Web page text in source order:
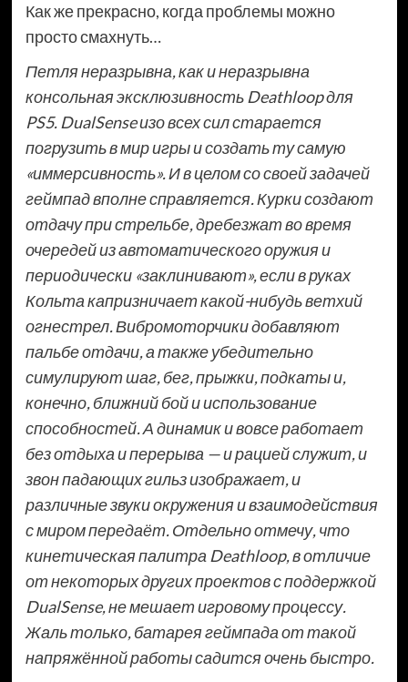
Как же прекрасно, когда проблемы можно
просто смахнуть…
Петля неразрывна, как и неразрывна
консольная эксклюзивность Deathloop для
PS5. DualSense изо всех сил старается
погрузить в мир игры и создать ту самую
«иммерсивность». И в целом со своей задачей
геймпад вполне справляется. Курки создают
отдачу при стрельбе, дребезжат во время
очередей из автоматического оружия и
периодически «заклинивают», если в руках
Кольта капризничает какой-нибудь ветхий
огнестрел. Вибромоторчики добавляют
пальбе отдачи, а также убедительно
симулируют шаг, бег, прыжки, подкаты и,
конечно, ближний бой и использование
способностей. А динамик и вовсе работает
без отдыха и перерыва — и рацией служит, и
звон падающих гильз изображает, и
различные звуки окружения и взаимодействия
с миром передаёт. Отдельно отмечу, что
кинетическая палитра Deathloop, в отличие
от некоторых других проектов с поддержкой
DualSense, не мешает игровому процессу.
Жаль только, батарея геймпада от такой
напряжённой работы садится очень быстро.